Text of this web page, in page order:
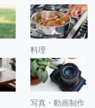
料理
写真・動画制作